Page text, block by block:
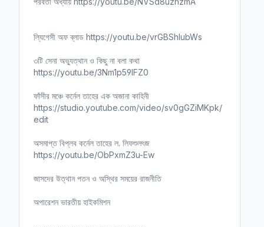
n
ল্যিগেসী অফ ব্লাড https://youtu.be/vrGBShIubWs
৩টি সেনা অভ্যুত্থান ও কিছু না বলা কথা
https://youtu.be/3Nm1p59lFZ0
ফাঁসীর মঞ্চে কর্নেল তাহের এক অজানা কাহিনী
https://studio.youtube.com/video/sv0gGZiMKpk/
edit
অসমাপ্ত বিপ্লব কর্নেল তাহের ল. লিফশুলৎজ
https://youtu.be/ObPxmZ3u-Ew
জাসদের উত্থান পতন ও অস্থির সময়ের রাজনীতি
অপারেশন ভারতীয় হাইকমিশন